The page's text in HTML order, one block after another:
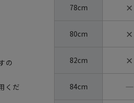
の
くだ
78cm ✕
80cm ✕
82cm ✕
84cm ―